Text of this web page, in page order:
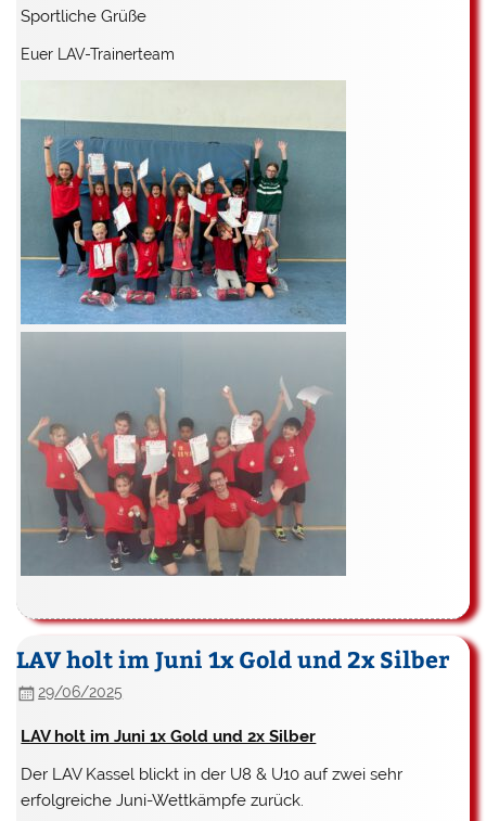
Sportliche Grüße
Euer LAV-Trainerteam
LAV holt im Juni 1x Gold und 2x Silber
29/06/2025
LAV holt im Juni 1x Gold und 2x Silber
Der LAV Kassel blickt in der U8 & U10 auf zwei sehr
erfolgreiche Juni-Wettkämpfe zurück.